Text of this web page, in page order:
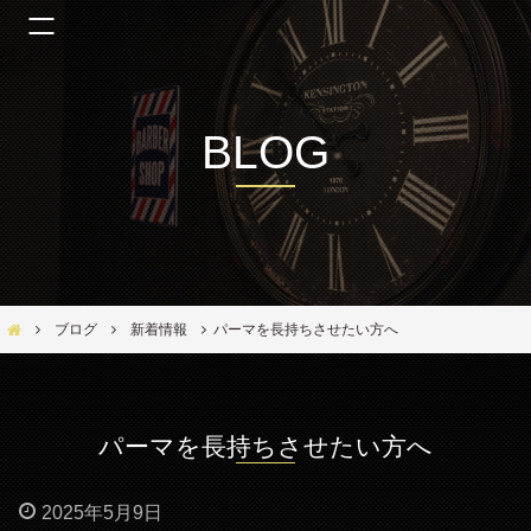
BLOG
Bar Ber Shop REGALO【バーバーショップ レガロ】- 大阪・福島区の美容室
ブログ 新着情報 パーマを長持ちさせたい方へ
パーマを長持ちさせたい方へ
2025年5月9日